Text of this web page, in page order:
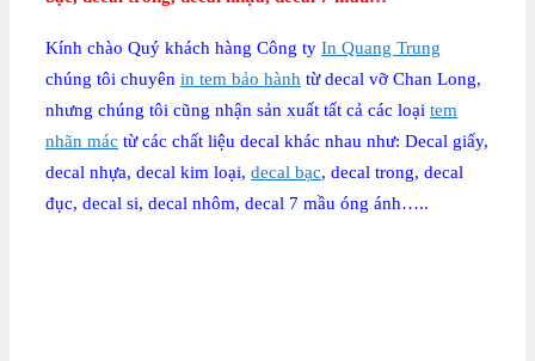
Kính chào Quý khách hàng Công ty In Quang Trung
chúng tôi chuyên in tem bảo hành từ decal vỡ Chan Long,
nhưng chúng tôi cũng nhận sản xuất tất cả các loại tem
nhãn mác từ các chất liệu decal khác nhau như: Decal giấy,
decal nhựa, decal kim loại, decal bạc, decal trong, decal
đục, decal si, decal nhôm, decal 7 mầu óng ánh…..